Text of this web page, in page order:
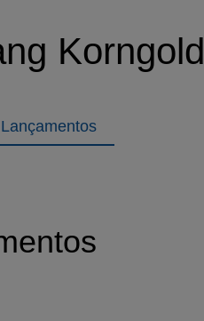
Korngold
Lançamentos